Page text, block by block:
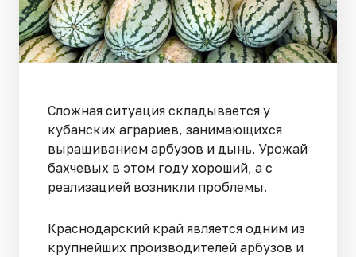
Сложная ситуация складывается у
кубанских аграриев, занимающихся
выращиванием арбузов и дынь. Урожай
бахчевых в этом году хороший, а с
реализацией возникли проблемы.
Краснодарский край является одним из
крупнейших производителей арбузов и